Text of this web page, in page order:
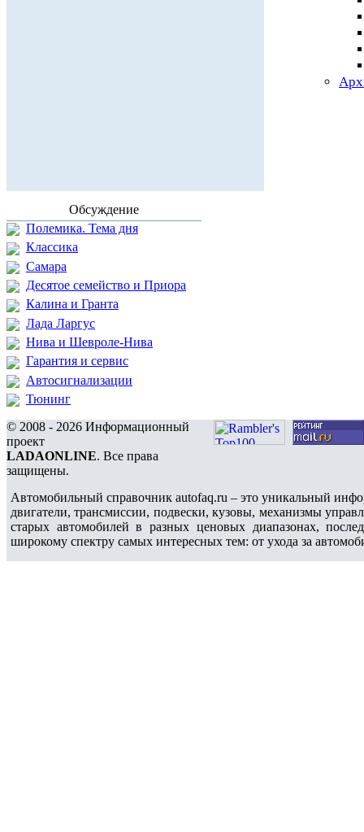
Обсуждение
Полемика. Тема дня
Классика
Самара
Десятое семейство и Приора
Калина и Гранта
Лада Ларгус
Нива и Шевроле-Нива
Гарантия и сервис
Автосигнализации
Тюнинг
© 2008 - 2026 Информационный
проект
LADAONLINE. Все права
защищены.
Автомобильный справочник autofaq.ru – это уникальный
двигатели, трансмиссии, подвески, кузовы, механизмы
старых автомобилей в разных ценовых диапазонах,
широкому спектру самых интересных тем: от ухода за